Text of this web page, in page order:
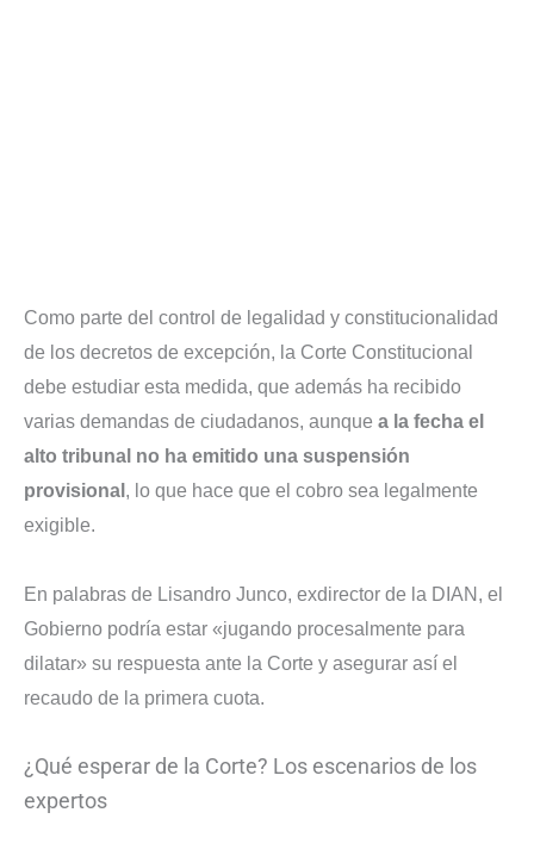
Como parte del control de legalidad y constitucionalidad
de los decretos de excepción, la Corte Constitucional
debe estudiar esta medida, que además ha recibido
varias demandas de ciudadanos, aunque a la fecha el
alto tribunal no ha emitido una suspensión
provisional , lo que hace que el cobro sea legalmente
exigible.
En palabras de Lisandro Junco, exdirector de la DIAN, el
Gobierno podría estar «jugando procesalmente para
dilatar» su respuesta ante la Corte y asegurar así el
recaudo de la primera cuota.
¿Qué esperar de la Corte? Los escenarios de los
expertos